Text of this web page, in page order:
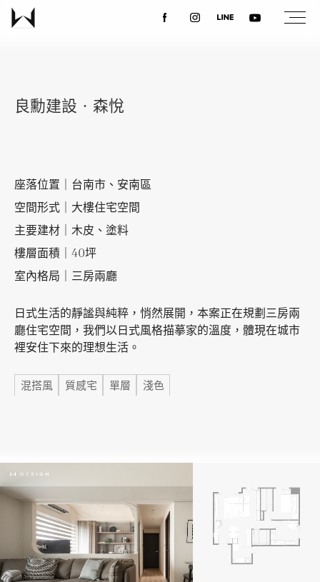
聯絡我們
良勳建設‧森悅
座落位置｜台南市、安南區
空間形式｜大樓住宅空間
主要建材｜木皮、塗料
樓層面積｜40坪
室內格局｜三房兩廳
日式生活的靜謐與純粹，悄然展開，本案正在規劃三房兩
廳住宅空間，我們以日式風格描摹家的溫度，體現在城市
裡安住下來的理想生活。
標籤
混搭風 質感宅 單層 淺色